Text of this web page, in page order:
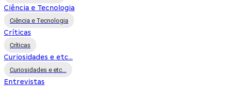
Ciência e Tecnologia
Ciência e Tecnologia
Críticas
Críticas
Curiosidades e etc...
Curiosidades e etc...
Entrevistas